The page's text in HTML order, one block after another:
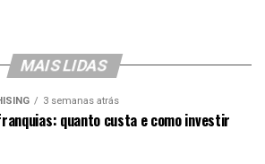
MAIS LIDAS
3 semanas atrás
quanto custa e como investir